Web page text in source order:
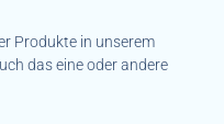
Produkte in unserem
das eine oder andere